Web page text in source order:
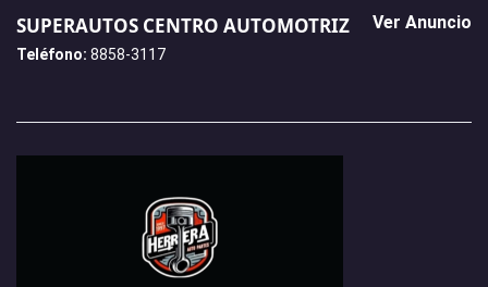
SUPERAUTOS CENTRO AUTOMOTRIZ
Teléfono: 8858-3117
Ver Anuncio